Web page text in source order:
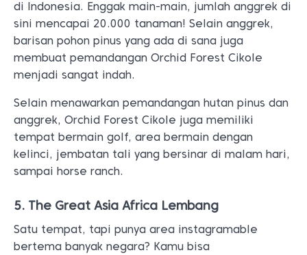
di Indonesia. Enggak main-main, jumlah anggrek di
sini mencapai 20.000 tanaman! Selain anggrek,
barisan pohon pinus yang ada di sana juga
membuat pemandangan Orchid Forest Cikole
menjadi sangat indah.
Selain menawarkan pemandangan hutan pinus dan
anggrek, Orchid Forest Cikole juga memiliki
tempat bermain golf, area bermain dengan
kelinci, jembatan tali yang bersinar di malam hari,
sampai horse ranch.
5. The Great Asia Africa Lembang
Satu tempat, tapi punya area instagramable
bertema banyak negara? Kamu bisa